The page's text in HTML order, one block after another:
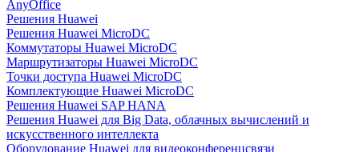
AnyOffice
Решения Huawei
Решения Huawei MicroDC
Коммутаторы Huawei MicroDC
Маршрутизаторы Huawei MicroDC
Точки доступа Huawei MicroDC
Комплектующие Huawei MicroDC
Решения Huawei SAP HANA
Решения Huawei для Big Data, облачных вычислений и
искусственного интеллекта
Оборудование Huawei для видеоконференцсвязи